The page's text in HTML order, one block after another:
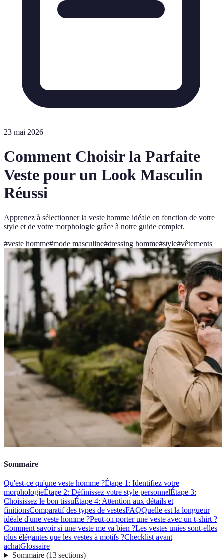
23 mai 2026
Comment Choisir la Parfaite
Veste pour un Look Masculin
Réussi
Apprenez à sélectionner la veste homme idéale en fonction de votre
style et de votre morphologie grâce à notre guide complet.
#veste homme#mode masculine#dressing homme#style#vêtements
Sommaire
Qu'est-ce qu'une veste homme ?Étape 1: Identifiez votre
morphologieÉtape 2: Définissez votre style personnelÉtape 3:
Choisissez le bon tissuÉtape 4: Attention aux détails et
finitionsComparatif des types de vestesFAQQuelle est la longueur
idéale d'une veste homme ?Peut-on porter une veste avec un t-shirt ?
Comment savoir si une veste me va bien ?Les vestes unies sont-elles
plus élégantes que les vestes à motifs ?Checklist avant
achatGlossaire
Sommaire(13 sections)